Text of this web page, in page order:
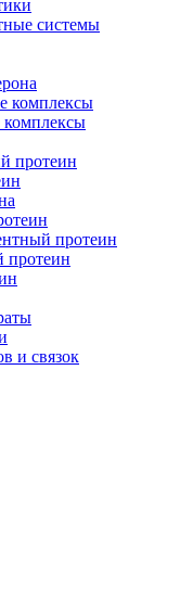
системы
комплексы
протеин
протеин
протеин
и связок